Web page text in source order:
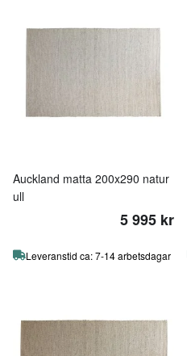
Auckland matta 200x290 natur
ull
5 995 kr
Leveranstid ca: 7-14 arbetsdagar